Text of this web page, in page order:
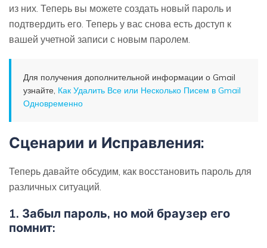
из них. Теперь вы можете создать новый пароль и
подтвердить его. Теперь у вас снова есть доступ к
вашей учетной записи с новым паролем.
Для получения дополнительной информации о Gmail
узнайте, Как Удалить Все или Несколько Писем в Gmail
Одновременно
Сценарии и Исправления:
Теперь давайте обсудим, как восстановить пароль для
различных ситуаций.
1. Забыл пароль, но мой браузер его
помнит: